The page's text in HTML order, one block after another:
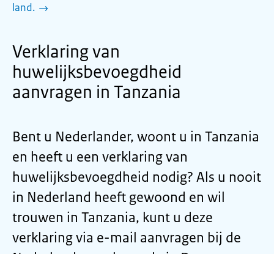
land.
Verklaring van
huwelijksbevoegdheid
aanvragen in Tanzania
Bent u Nederlander, woont u in Tanzania
en heeft u een verklaring van
huwelijksbevoegdheid nodig? Als u nooit
in Nederland heeft gewoond en wil
trouwen in Tanzania, kunt u deze
verklaring via e-mail aanvragen bij de